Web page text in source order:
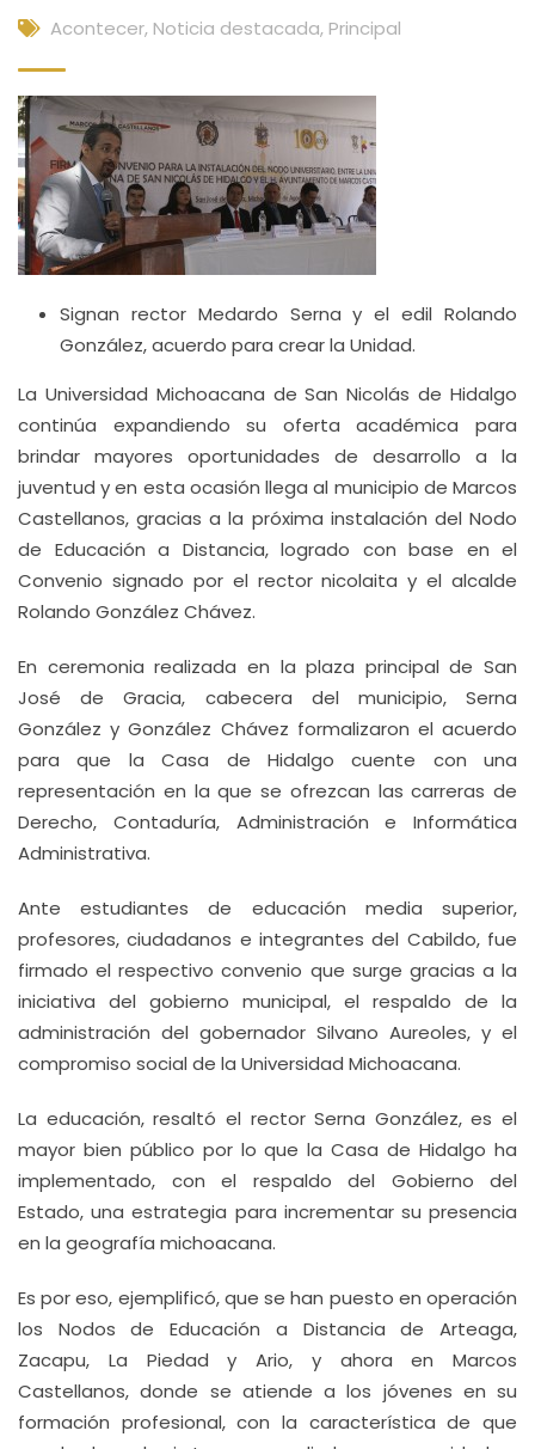
Acontecer, Noticia destacada, Principal
Signan rector Medardo Serna y el edil Rolando
González, acuerdo para crear la Unidad.
La Universidad Michoacana de San Nicolás de Hidalgo
continúa expandiendo su oferta académica para
brindar mayores oportunidades de desarrollo a la
juventud y en esta ocasión llega al municipio de Marcos
Castellanos, gracias a la próxima instalación del Nodo
de Educación a Distancia, logrado con base en el
Convenio signado por el rector nicolaita y el alcalde
Rolando González Chávez.
En ceremonia realizada en la plaza principal de San
José de Gracia, cabecera del municipio, Serna
González y González Chávez formalizaron el acuerdo
para que la Casa de Hidalgo cuente con una
representación en la que se ofrezcan las carreras de
Derecho, Contaduría, Administración e Informática
Administrativa.
Ante estudiantes de educación media superior,
profesores, ciudadanos e integrantes del Cabildo, fue
firmado el respectivo convenio que surge gracias a la
iniciativa del gobierno municipal, el respaldo de la
administración del gobernador Silvano Aureoles, y el
compromiso social de la Universidad Michoacana.
La educación, resaltó el rector Serna González, es el
mayor bien público por lo que la Casa de Hidalgo ha
implementado, con el respaldo del Gobierno del
Estado, una estrategia para incrementar su presencia
en la geografía michoacana.
Es por eso, ejemplificó, que se han puesto en operación
los Nodos de Educación a Distancia de Arteaga,
Zacapu, La Piedad y Ario, y ahora en Marcos
Castellanos, donde se atiende a los jóvenes en su
formación profesional, con la característica de que